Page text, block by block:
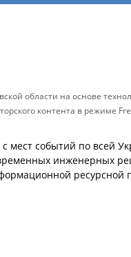
области на основе
контента в режиме
событий по всей
инженерных